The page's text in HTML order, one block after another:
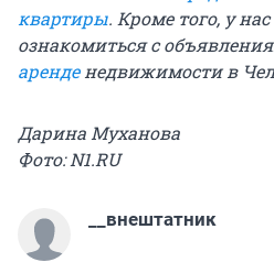
квартиры. Кроме того, у
ознакомиться с
аренденедвижимости в
Дарина Муханова
Фото: N1.RU
__внештатник